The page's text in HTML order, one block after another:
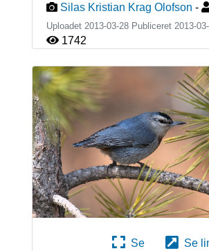
Silas Kristian Krag Olofson -
Uploadet 2013-03-28 Publiceret 2013-
1742
Se
Se